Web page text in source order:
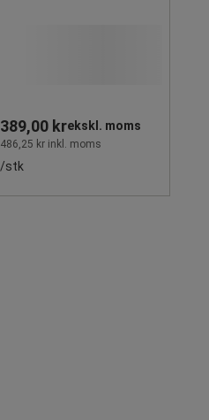
389,00 krekskl. moms
486,25 kr inkl. moms
/stk